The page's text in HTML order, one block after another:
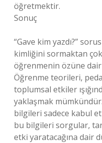
öğretmektir.
Sonuç
“Gave kim yazdı?”
kimliğini sormaktan
öğrenmenin özüne
Öğrenme teorileri,
toplumsal etkiler
yaklaşmak
bilgileri sadece kabul
bu bilgileri sorgular,
etki yaratacağına dair